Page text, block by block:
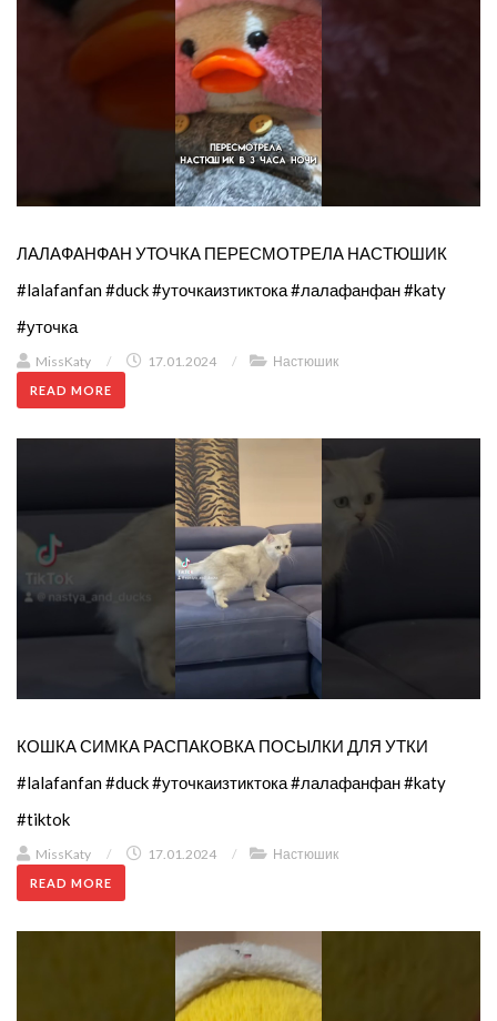
ЛАЛАФАНФАН УТОЧКА ПЕРЕСМОТРЕЛА НАСТЮШИК
#lalafanfan #duck #уточкаизтиктока #лалафанфан #katy
#уточка
MissKaty / 17.01.2024 / Настюшик
READ MORE
КОШКА СИМКА РАСПАКОВКА ПОСЫЛКИ ДЛЯ УТКИ
#lalafanfan #duck #уточкаизтиктока #лалафанфан #katy
#tiktok
MissKaty / 17.01.2024 / Настюшик
READ MORE